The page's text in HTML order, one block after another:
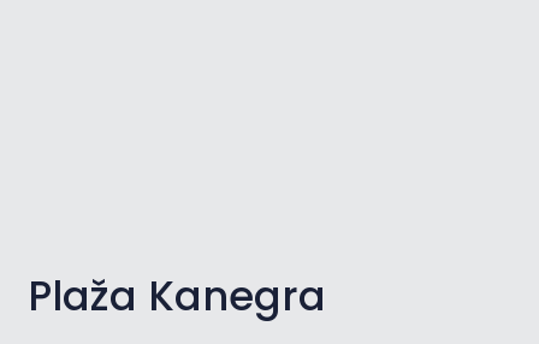
Plaža Kanegra